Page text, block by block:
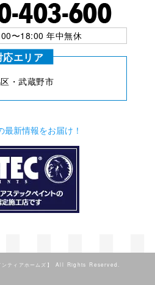
〜18:00 年中無休
応エリア
・武蔵野市
最新情報をお届け！
ティアホームズ】 All Rights Reserved.